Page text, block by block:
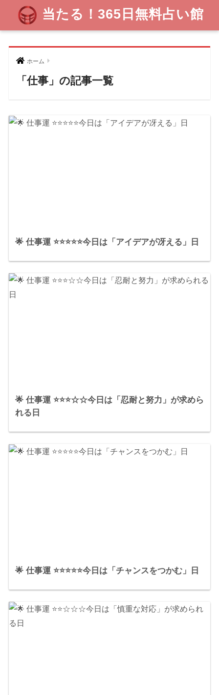
当たる！365日無料占い館
ホーム
「仕事」の記事一覧
🌟 仕事運 ⭐⭐⭐⭐⭐今日は「アイデアが冴える」日
🌟 仕事運 ⭐⭐⭐☆☆今日は「忍耐と努力」が求めら
れる日
🌟 仕事運 ⭐⭐⭐⭐⭐今日は「チャンスをつかむ」日